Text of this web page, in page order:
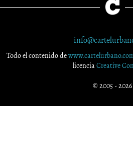
Todo el contenido de
licenciaCreative
© 2005 - 2026